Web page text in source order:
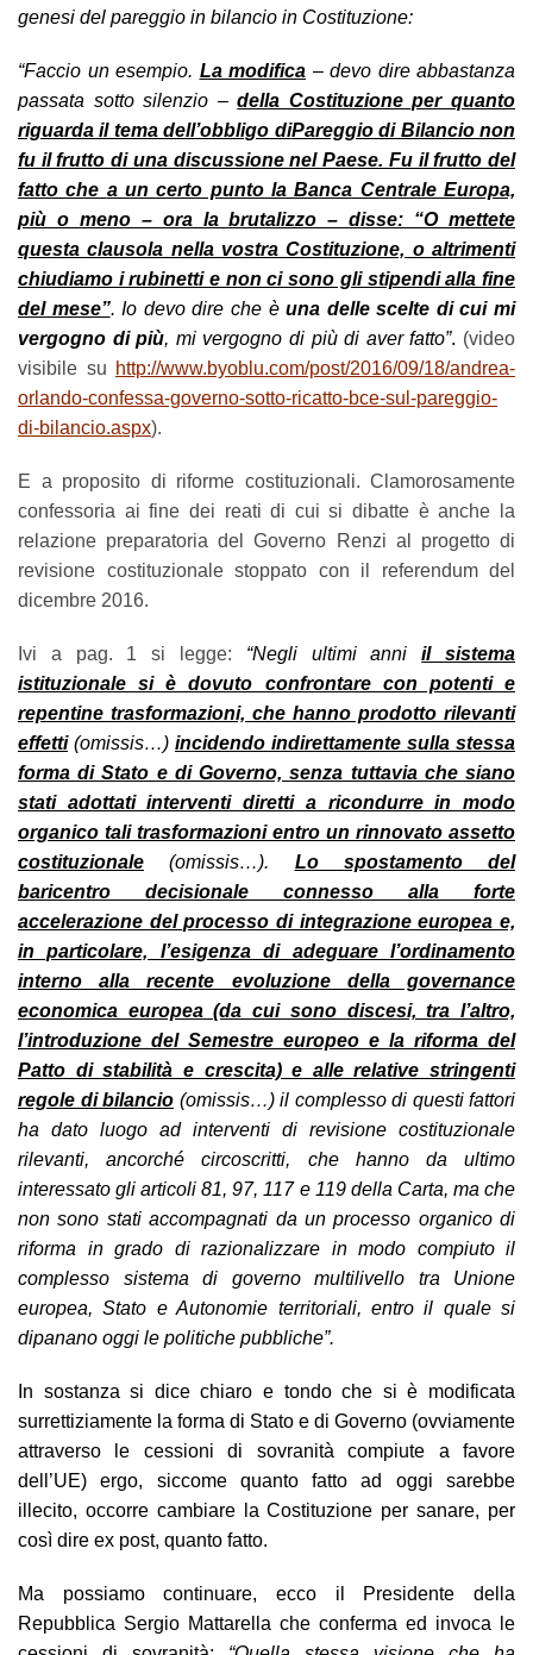
genesi del pareggio in bilancio in Costituzione:
“Faccio un esempio. La modifica – devo dire abbastanza
passata sotto silenzio –della Costituzione per quanto
riguarda il tema dell’obbligo diPareggio di Bilancionon
fu il frutto di una discussione nel Paese. Fu il frutto del
fatto che a un certo punto la Banca Centrale Europa,
più o meno – ora la brutalizzo – disse: “O mettete
questa clausola nella vostra Costituzione, o altrimenti
chiudiamo i rubinetti e non ci sono gli stipendi alla fine
del mese”. Io devo dire che èuna delle scelte di cui mi
vergogno di più, mi vergogno di più di aver fatto”. (video
visibile su http://www.byoblu.com/post/2016/09/18/andrea-
orlando-confessa-governo-sotto-ricatto-bce-sul-pareggio-
di-bilancio.aspx).
E a proposito di riforme costituzionali. Clamorosamente
confessoria ai fine dei reati di cui si dibatte è anche la
relazione preparatoria del Governo Renzi al progetto di
revisione costituzionale stoppato con il referendum del
dicembre 2016.
Ivi a pag. 1 si legge: “Negli ultimi anniil sistema
istituzionale si è dovuto confrontare con potenti e
repentine trasformazioni, che hanno prodotto rilevanti
effetti(omissis…) incidendo indirettamente sulla stessa
forma di Stato e di Governo, senza tuttavia che siano
stati adottati interventi diretti a ricondurre in modo
organico tali trasformazioni entro un rinnovato assetto
costituzionale (omissis…). Lo spostamento del
baricentro decisionale connesso alla forte
accelerazione del processo di integrazione europea e,
in particolare, l’esigenza di adeguare l’ordinamento
interno alla recente evoluzione della governance
economica europea (da cui sono discesi, tra l’altro,
l’introduzione del Semestre europeo e la riforma del
Patto di stabilità e crescita) e alle relative stringenti
regole di bilancio (omissis…)il complesso di questi fattori
ha dato luogo ad interventi di revisione costituzionale
rilevanti, ancorché circoscritti, che hanno da ultimo
interessato gli articoli 81, 97, 117 e 119 della Carta, ma che
non sono stati accompagnati da un processo organico di
riforma in grado di razionalizzare in modo compiuto il
complesso sistema di governo multilivello tra Unione
europea, Stato e Autonomie territoriali, entro il quale si
dipanano oggi le politiche pubbliche”.
In sostanza si dice chiaro e tondo che si è modificata
surrettiziamente la forma di Stato e di Governo (ovviamente
attraverso le cessioni di sovranità compiute a favore
dell’UE) ergo, siccome quanto fatto ad oggi sarebbe
illecito, occorre cambiare la Costituzione per sanare, per
così dire ex post, quanto fatto.
Ma possiamo continuare, ecco il Presidente della
Repubblica Sergio Mattarella che conferma ed invoca le